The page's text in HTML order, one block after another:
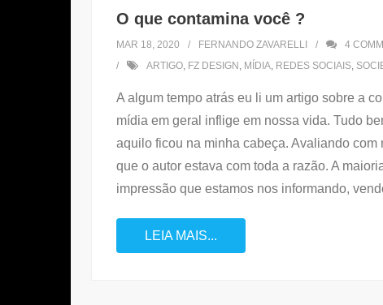
O que contamina você ?
MAR 18, 2020 FERNANDO ZAVARELLI 4
ARTIGO, FZ DESIGN , MÍDIA, REDES SOCIAIS,
A algum tempo atrás eu li um artigo sobre a
mídia em geral inflige em nossa vida. Tudo
aquilo ficou na minha cabeça. Avaliando com
que o autor estava com toda a razão. A
impressão que estamos nos informando,
LEIA MAIS...